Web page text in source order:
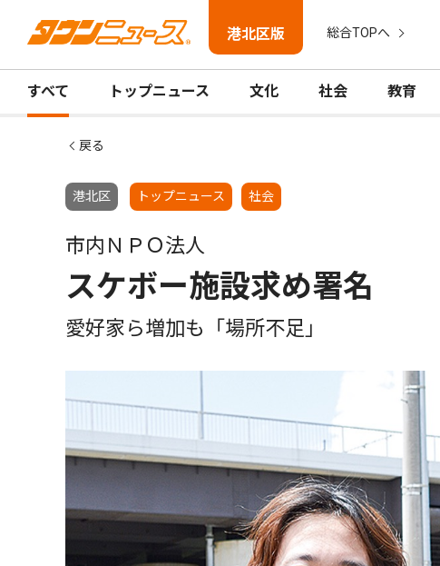
港北区版 総合TOPへ
すべて トップニュース 文化 社会 教育
戻る
港北区 トップニュース 社会
市内ＮＰＯ法人
スケボー施設求め署名
愛好家ら増加も「場所不足｣